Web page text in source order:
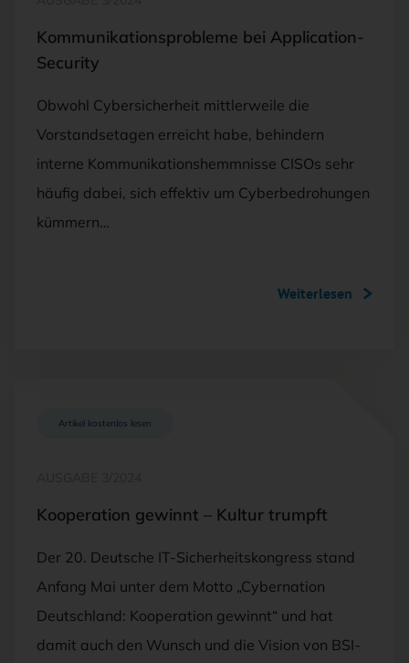
Kommunikationsprobleme bei Application-
Security
Obwohl Cybersicherheit mittlerweile die
Vorstandsetagen erreicht habe, behindern
interne Kommunikationshemmnisse CISOs sehr
häufig dabei, sich effektiv um Cyberbedrohungen
kümmern…
Weiterlesen
Artikel kostenlos lesen
Kooperation gewinnt – Kultur trumpft
Der 20. Deutsche IT-Sicherheitskongress stand
Anfang Mai unter dem Motto „Cybernation
Deutschland: Kooperation gewinnt“ und hat
damit auch den Wunsch und die Vision von BSI-